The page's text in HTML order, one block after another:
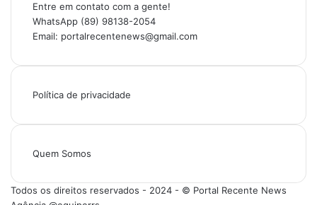
Entre em contato com a gente!
WhatsApp (89) 98138-2054
Email: portalrecentenews@gmail.com
Política de privacidade
Quem Somos
Todos os direitos reservados - 2024 - © Portal Recente News